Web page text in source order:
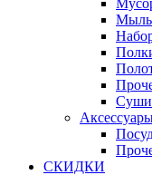
СКИДКИ